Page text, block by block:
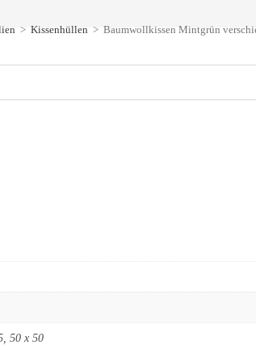
> Kissenhüllen > Baumwollkissen Mintgrün
50 x 50